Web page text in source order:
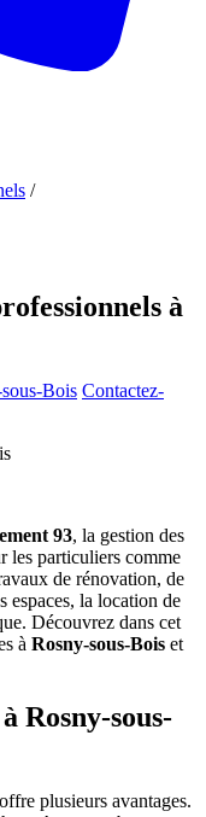
/
à
Bois Contactez-
93, la gestion des
les particuliers comme
de rénovation, de
espaces, la location de
Découvrez dans cet
à Rosny-sous-Bois et
Rosny-sous-
offre plusieurs avantages.